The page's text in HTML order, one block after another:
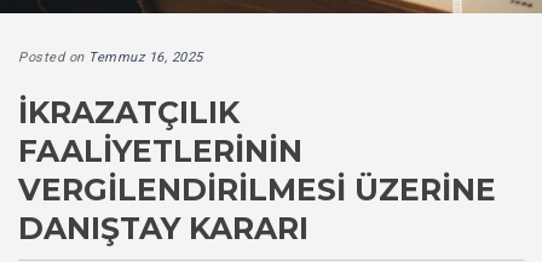
Posted on Temmuz 16, 2025
İKRAZATÇILIK
FAALIYETLERININ
VERGILENDIRILMESI ÜZERINE
DANIŞTAY KARARI